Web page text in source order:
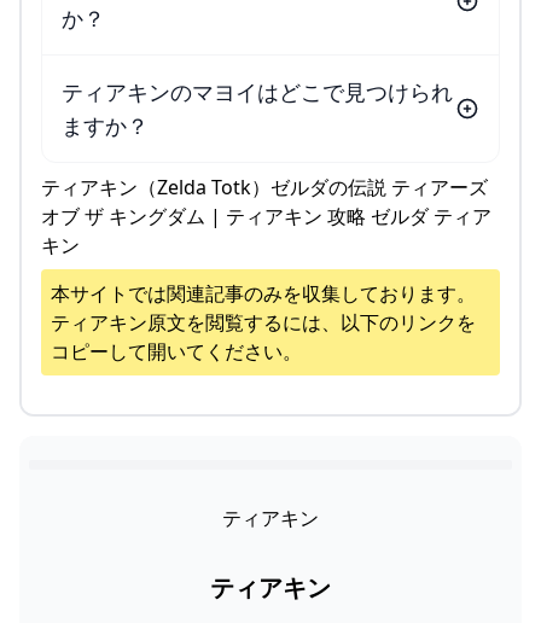
か？
ティアキンのマヨイはどこで見つけられ
ますか？
ティアキン（Zelda Totk）ゼルダの伝説 ティアーズ
オブ ザ キングダム | ティアキン 攻略 ゼルダ ティア
キン
本サイトでは関連記事のみを収集しております。
ティアキン原文を閲覧するには、以下のリンクを
コピーして開いてください。
ティアキン
ティアキン